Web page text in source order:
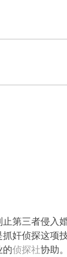
第三者侵入
奸侦探这项
的侦探社协助。